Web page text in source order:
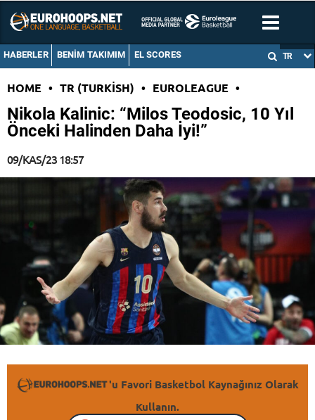
HABERLER BENIM TAKIMIM EL SCORES TR
HOME • TR (TURKISH) • EUROLEAGUE •
Nikola Kalinic: “Milos Teodosic, 10 Yıl
Önceki Halinden Daha İyi!”
09/KAS/23 18:57
'u Favori Basketbol Kaynağınız Olarak
Kullanın.